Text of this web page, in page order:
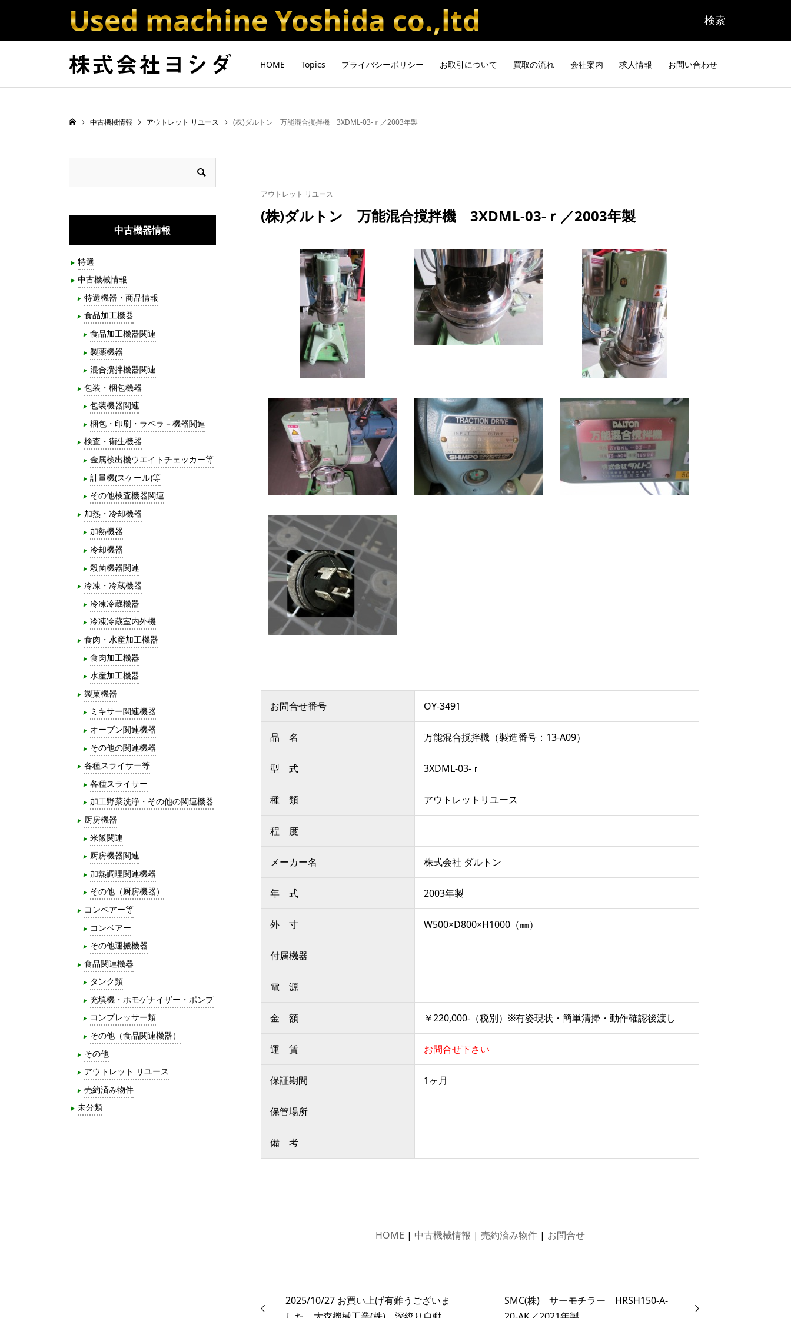
Used machine Yoshida co.,ltd
HOME Topics プライバシーポリシー お取引について 買取の流れ 会社案内 求人情報 お問い合わせ
中古機械情報 アウトレット リユース (株)ダルトン 万能混合撹拌機 3XDML-03-ｒ／2003年製
アウトレット リユース
(株)ダルトン 万能混合撹拌機 3XDML-03-ｒ／2003年製
お問合せ番号 OY-3491
品 名 万能混合撹拌機（製造番号：13-A09）
型 式 3XDML-03-ｒ
種 類 アウトレットリユース
程 度
メーカー名 株式会社 ダルトン
年 式 2003年製
外 寸 W500×D800×H1000（㎜）
付属機器
電 源
金 額 ￥220,000-（税別）※有姿現状・簡単清掃・動作確認後渡し
運 賃 お問合せ下さい
保証期間 1ヶ月
保管場所
備 考
HOME | 中古機械情報 | 売約済み物件| お問合せ
2025/10/27 お買い上げ有難うございま
SMC(株) サーモチラー HRSH150-A-
中古機器情報
特選
中古機械情報
特選機器・商品情報
食品加工機器
食品加工機器関連
製薬機器
混合攪拌機器関連
包装・梱包機器
包装機器関連
梱包・印刷・ラベラ－機器関連
検査・衛生機器
金属検出機ウエイトチェッカー等
計量機(スケール)等
その他検査機器関連
加熱・冷却機器
加熱機器
冷却機器
殺菌機器関連
冷凍・冷蔵機器
冷凍冷蔵機器
冷凍冷蔵室内外機
食肉・水産加工機器
食肉加工機器
水産加工機器
製菓機器
ミキサー関連機器
オーブン関連機器
その他の関連機器
各種スライサー等
各種スライサー
加工野菜洗浄・その他の関連機器
厨房機器
米飯関連
厨房機器関連
加熱調理関連機器
その他（厨房機器）
コンベアー等
コンベアー
その他運搬機器
食品関連機器
タンク類
充填機・ホモゲナイザー・ポンプ
コンプレッサー類
その他（食品関連機器）
その他
アウトレット リユース
売約済み物件
未分類